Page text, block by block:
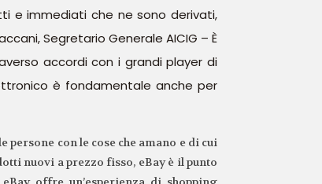
e immediati che ne sono derivati,
Segretario Generale AICIG – È
accordi con i grandi player di
è fondamentale anche per
con le cose che amano e di cui
nuovi a prezzo fisso, eBay è il punto